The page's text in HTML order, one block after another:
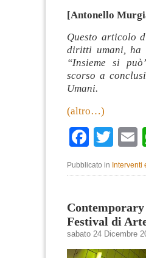
[Antonello
Questo articolo
diritti umani, ha
“Insieme si
scorso a
Umani.
(altro…)
Pubblicato in Interventi
Festival di
sabato 24 Dicembre